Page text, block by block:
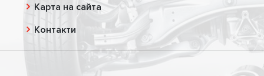
Карта на сайта
Контакти